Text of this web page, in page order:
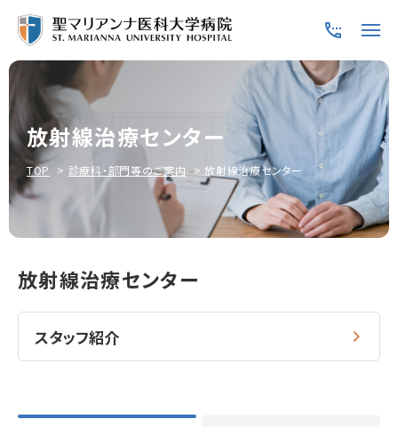
放射線治療センター
TOP 診療科・部門等のご案内 放射線治療センター
放射線治療センター
スタッフ紹介